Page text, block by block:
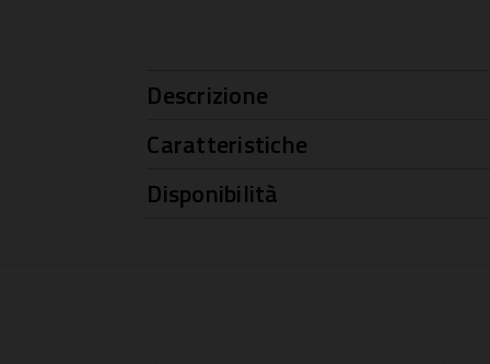
Descrizione
Caratteristiche
Disponibilità